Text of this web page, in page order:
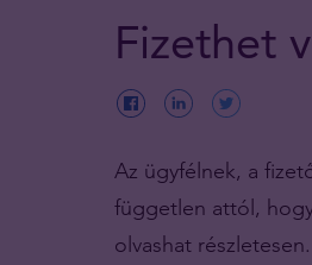
Fizethet
Az ügyfélnek, a
független attól,
olvashat részletesen.